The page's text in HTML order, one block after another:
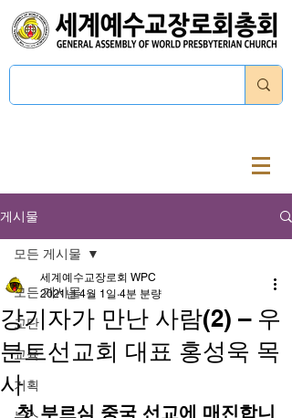
게시물
모든 게시물
교단
교육
기획
모든 게시물
강기자가 만난 사람(2) – 우
분트선교회 대표 홍성욱 목
사
세계예수교장로회 WPC
2021년 4월 1일 4분 분량
첫 부르심 중국 선교에 매진합니